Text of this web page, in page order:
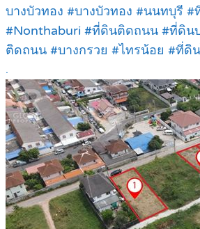
บางบัวทอง #บางบัวทอง #นนทบุรี
#Nonthaburi #ที่ดินติดถนน #ที่ดิน
ติดถนน #บางกรวย #ไทรน้อย #ที่ดิ
.